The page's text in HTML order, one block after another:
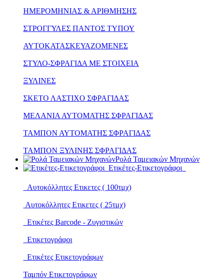
ΗΜΕΡΟΜΗΝΙΑΣ & ΑΡΙΘΜΗΣΗΣ
ΣΤΡΟΓΓΥΛΕΣ ΠΑΝΤΟΣ ΤΥΠΟΥ
ΑΥΤΟΚΑΤΑΣΚΕΥΑΖΟΜΕΝΕΣ
ΣΤΥΛΟ-ΣΦΡΑΓΙΔΑ ΜΕ ΣΤΟΙΧΕΙΑ
ΞΥΛΙΝΕΣ
ΣΚΕΤΟ ΛΑΣΤΙΧΟ ΣΦΡΑΓΙΔΑΣ
ΜΕΛΑΝΙΑ ΑΥΤΟΜΑΤΗΣ ΣΦΡΑΓΙΔΑΣ
ΤΑΜΠΟΝ ΑΥΤΟΜΑΤΗΣ ΣΦΡΑΓΙΔΑΣ
ΤΑΜΠΟΝ ΞΥΛΙΝΗΣ ΣΦΡΑΓΙΔΑΣ
Ρολά Ταμειακών Μηχανών
Ετικέτες-Ετικετογράφοι
Αυτοκόλλητες Ετικετες ( 100τμχ)
Αυτοκόλλητες Ετικετες ( 25τμχ)
Ετικέτες Barcode - Ζυγιστικών
Ετικετογράφοι
Ετικέτες Ετικετογράφων
Ταμπόν Ετικετογράφων